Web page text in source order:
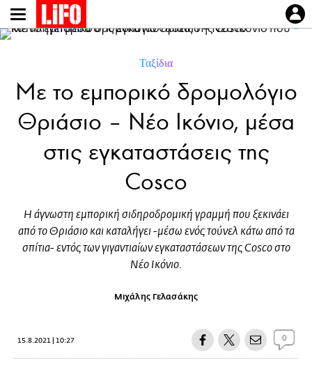
Παράκαμψη
προς
το
Ταξίδια
Mε το εμπορικό δρομολόγιο
Θριάσιο – Νέο Ικόνιo, μέσα
στις εγκαταστάσεις της
Cosco
Η άγνωστη εμπορική σιδηροδρομική γραμμή που ξεκινάει
από το Θριάσιο και καταλήγει -μέσω ενός τούνελ κάτω από τα
σπίτια- εντός των γιγαντιαίων εγκαταστάσεων της Cosco στο
Νέο Ικόνιο.
Μιχάλης Γελασάκης
15.8.2021 | 10:27 0